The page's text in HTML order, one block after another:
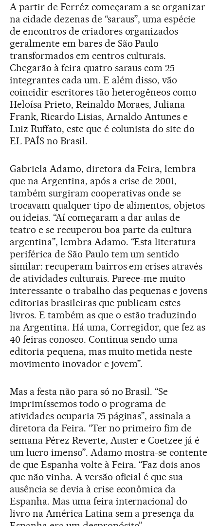
A partir de Ferréz começaram a se organizar
na cidade dezenas de “saraus”, uma espécie
de encontros de criadores organizados
geralmente em bares de São Paulo
transformados em centros culturais.
Chegarão à feira quatro saraus com 25
integrantes cada um. E além disso, vão
coincidir escritores tão heterogêneos como
Heloísa Prieto, Reinaldo Moraes, Juliana
Frank, Ricardo Lisias, Arnaldo Antunes e
Luiz Ruffato, este que é colunista do site do
EL PAÍS no Brasil.
Gabriela Adamo, diretora da Feira, lembra
que na Argentina, após a crise de 2001,
também surgiram cooperativas onde se
trocavam qualquer tipo de alimentos, objetos
ou ideias. “Aí começaram a dar aulas de
teatro e se recuperou boa parte da cultura
argentina”, lembra Adamo. “Esta literatura
periférica de São Paulo tem um sentido
similar: recuperam bairros em crises através
de atividades culturais. Parece-me muito
interessante o trabalho das pequenas e jovens
editorias brasileiras que publicam estes
livros. E também as que o estão traduzindo
na Argentina. Há uma, Corregidor, que fez as
40 feiras conosco. Continua sendo uma
editoria pequena, mas muito metida neste
movimento inovador e jovem”.
Mas a festa não para só no Brasil. “Se
imprimíssemos todo o programa de
atividades ocuparia 75 páginas”, assinala a
diretora da Feira. “Ter no primeiro fim de
semana Pérez Reverte, Auster e Coetzee já é
um lucro imenso”. Adamo mostra-se contente
de que Espanha volte à Feira. “Faz dois anos
que não vinha. A versão oficial é que sua
ausência se devia à crise econômica da
Espanha. Mas uma feira internacional do
livro na América Latina sem a presença da